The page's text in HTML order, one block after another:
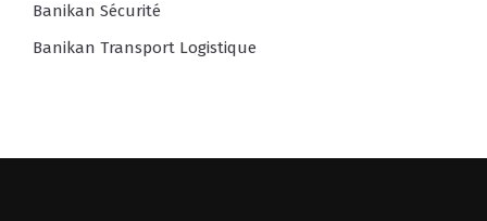
Banikan Sécurité
Banikan Transport Logistique